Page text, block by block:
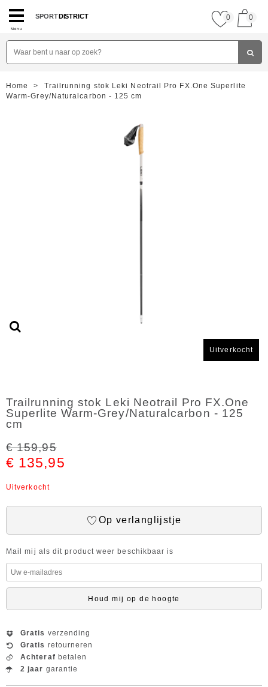
Menu
SPORTDISTRICT 0 0
Home >
Trailrunning stok Leki Neotrail Pro FX.One Superlite
Warm-Grey/Naturalcarbon - 125 cm
Uitverkocht
Trailrunning stok Leki Neotrail Pro FX.One
Superlite Warm-Grey/Naturalcarbon - 125
cm
€ 159,95
€ 135,95
Uitverkocht
Op verlanglijstje
Mail mij als dit product weer beschikbaar is
Houd mij op de hoogte
Gratis verzending
Gratis retourneren
Achteraf betalen
2 jaar garantie